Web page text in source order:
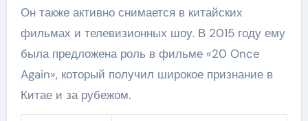
Он также активно снимается в китайских
фильмах и телевизионных шоу. В 2015 году ему
была предложена роль в фильме «20 Once
Again», который получил широкое признание в
Китае и за рубежом.